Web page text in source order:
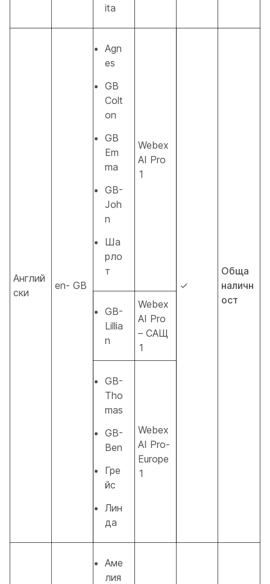
ita
Англий
ски
en- GB
Agn
es
GB
Colt
on
GB
Em
ma
GB-
Joh
n
Ша
рло
т
Webex
AI Pro
1
✓
Обща
наличн
ост
GB-
Lillia
n
Webex
AI Pro
– САЩ
1
GB-
Tho
mas
GB-
Ben
Гре
йс
Лин
да
Webex
AI Pro-
Europe
1
Аме
лия